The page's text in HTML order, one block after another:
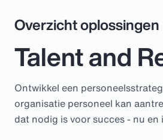
Overzicht oplossingen
Talent and
Ontwikkel een
organisatie personeel kan
dat nodig is voor succes - nu en